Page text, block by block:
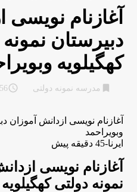
آغازنام نویسی
دبیرستان نمونه
كهگیلویه
مدرسه نمونه دولتی access_time
56 years ago
آغازنام نویسی ازدانش آموزان
وبویراحمد
ایرنا-45 دقیقه پیش
آغازنام نویسی
نمونه دولتی